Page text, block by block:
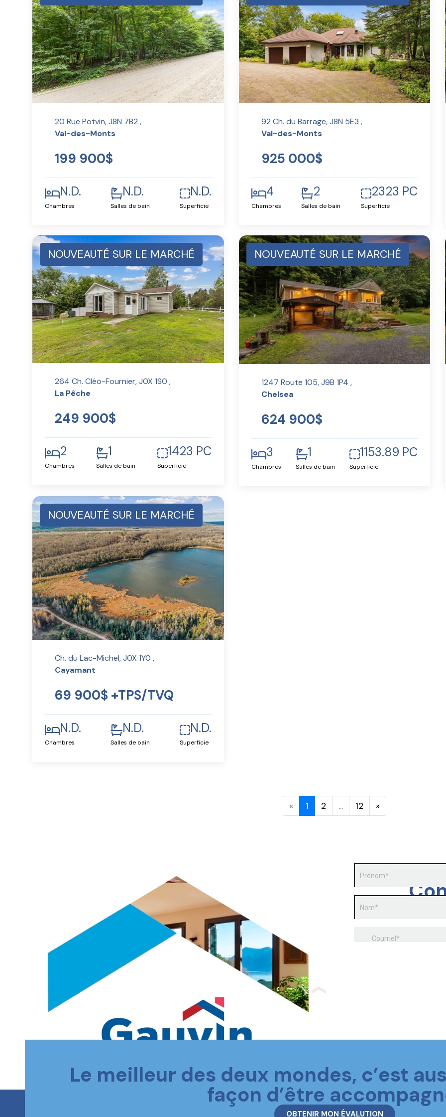
20 Rue Potvin, J8N 7B2 ,
Val-des-Monts
199 900$
N.D.
Chambres
N.D.
Salles de bain
N.D.
Superficie
92 Ch. du Barrage, J8N 5E3 ,
Val-des-Monts
925 000$
4
Chambres
2
Salles de bain
2323 PC
Superficie
NOUVEAUTÉ SUR LE MARCHÉ
264 Ch. Cléo-Fournier, J0X 1S0 ,
La Pêche
249 900$
2
Chambres
1
Salles de bain
1423 PC
Superficie
NOUVEAUTÉ SUR LE MARCHÉ
1247 Route 105, J9B 1P4 ,
Chelsea
624 900$
3
Chambres
1
Salles de bain
1153.89 PC
Superficie
NOUVEAUTÉ SUR LE MARCHÉ
Ch. du Lac-Michel, J0X 1Y0 ,
Cayamant
69 900$ +TPS/TVQ
N.D.
Chambres
N.D.
Salles de bain
N.D.
Superficie
« 1 2 ... 12 »
Le meilleur des deux mondes, c’est
façon d’être
OBTENIR MON ÉVALUTION